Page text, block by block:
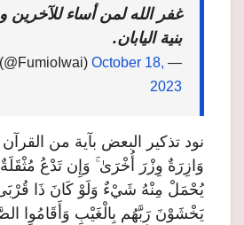
غفر الله لمن أساء
بنية اليابان.
— Iwai Fumio
(@FumioIwai) October 18,
2023
نود تذكير البعض بآية من القرآن
وَازِرَةٌ وِزْرَ أُخْرَىٰ ۚ وَإِن تَدْعُ مُثْقَلَةٌ
يُحْمَلْ مِنْهُ شَيْءٌ وَلَوْ كَانَ ذَا قُرْبَىٰ
يَخْشَوْنَ رَبَّهُم بِالْغَيْبِ وَأَقَامُوا